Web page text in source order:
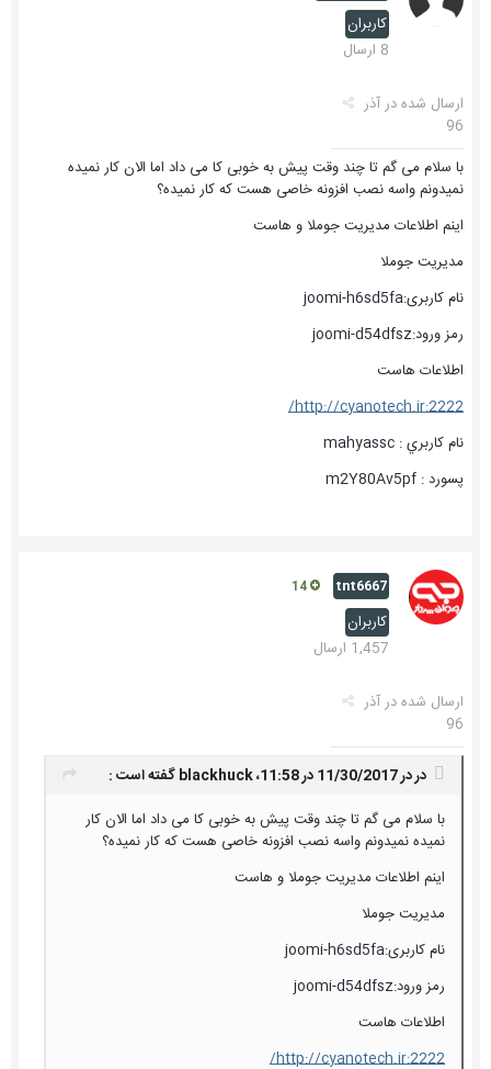
کاربران
8 ارسال
ارسال شده درآذر
96
با سلام می گم تا چند وقت پیش به خوبی کا می داد اما الان کار نمیده
نمیدونم واسه نصب افزونه خاصی هست که کار نمیده؟
اینم اطلاعات مدیریت جوملا و هاست
مدیریت جوملا
نام کاربری:joomi-h6sd5fa
رمز ورود:joomi-d54dfsz
اطلاعات هاست
http://cyanotech.ir:2222/
نام کاربري : mahyassc
پسورد : m2Y80Av5pf
tnt6667
کاربران
1,457 ارسال
ارسال شده درآذر
96
در در 11/30/2017 در 11:58، blackhuckگفته است :
با سلام می گم تا چند وقت پیش به خوبی کا می داد اما الان کار
نمیده نمیدونم واسه نصب افزونه خاصی هست که کار نمیده؟
اینم اطلاعات مدیریت جوملا و هاست
مدیریت جوملا
نام کاربری:joomi-h6sd5fa
رمز ورود:joomi-d54dfsz
اطلاعات هاست
http://cyanotech.ir:2222/